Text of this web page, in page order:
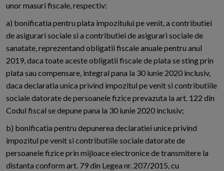
unor masuri fiscale, respectiv:
a) bonificatia pentru plata impozitului pe venit, a contributiei
de asigurari sociale si a contributiei de asigurari sociale de
sanatate, reprezentand obligatii fiscale anuale pentru anul
2019, daca toate aceste obligatii fiscale de plata se sting prin
plata sau compensare, integral pana la 30 iunie 2020 inclusiv,
daca declaratia unica privind impozitul pe venit si contributiile
sociale datorate de persoanele fizice prevazuta la art. 122 din
Codul fiscal se depune pana la 30 iunie 2020 inclusiv;
b) bonificatia pentru depunerea declaratiei unice privind
impozitul pe venit si contributiile sociale datorate de
persoanele fizice prin mijloace electronice de transmitere la
distanta conform art. 79 din Legea nr. 207/2015, cu